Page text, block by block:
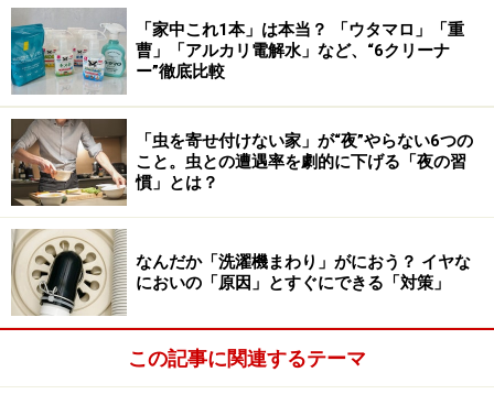
ス」という商品名の通り、密閉できる点です。
一般的なバターケースはふたを乗せるだけのものが多
く、移動させているときにふたが落ちてしまったり、冷
蔵庫でほかの食材の匂いがバターについたりすること
も……。
しかし、本商品はふたにパッキンがついているので、し
っかりと密閉できます。
ふたにパッキンがついているので密閉できる
「家中これ1本」は本当？ 「ウタマロ」「重
曹」「アルカリ電解水」など、“6クリーナ
ー”徹底比較
「虫を寄せ付けない家」が“夜”やらない6つの
こと。虫との遭遇率を劇的に下げる「夜の習
慣」とは？
なんだか「洗濯機まわり」がにおう？ イヤな
においの「原因」とすぐにできる「対策」
この記事に関連するテーマ